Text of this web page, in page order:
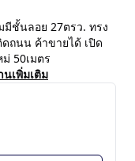
ชั้นลอย 27ตรว. ทรง
ถนน ค้าขายได้ เปิด
50เมตร
นเพิ่มเติม